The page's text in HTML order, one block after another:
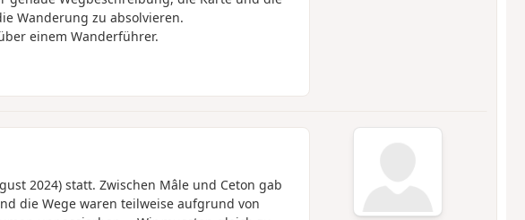
Wanderung zu absolvieren.
einem Wanderführer.
2024) statt. Zwischen Mâle und Ceton gab
die Wege waren teilweise aufgrund von